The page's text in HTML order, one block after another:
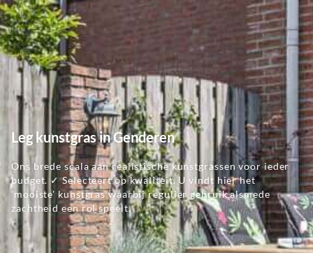
Leg kunstgras in Genderen
Ons brede scala aan realistische kunstgrassen voor ieder
budget. ✓ Selecteert op kwaliteit. U vindt hier het
'mooiste' kunstgras waarbij regulier gebruik alsmede
zachtheid een rol speelt.